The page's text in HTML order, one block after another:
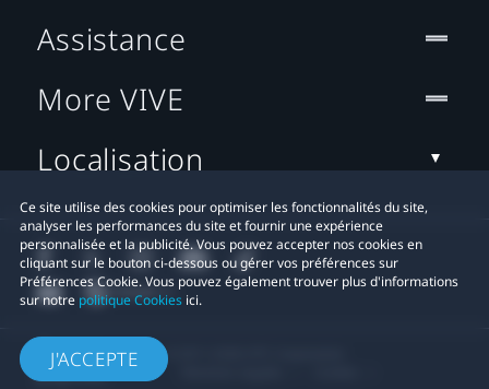
Ce site utilise des cookies pour optimiser les fonctionnalités du site,
analyser les performances du site et fournir une expérience
personnalisée et la publicité. Vous pouvez accepter nos cookies en
cliquant sur le bouton ci-dessous ou gérer vos préférences sur
Préférences Cookie. Vous pouvez également trouver plus d'informations
sur notre politique Cookies ici.
J'ACCEPTE
Assistance
More VIVE
Localisation
© 2011-2026 HTC Corporation